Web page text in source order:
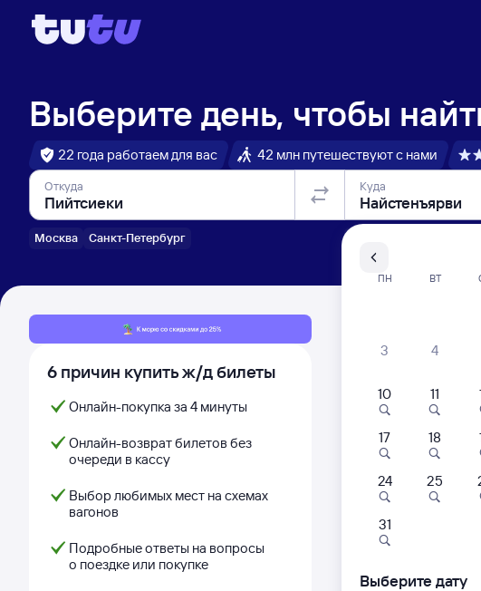
Выберите день, чтобы
22 года работаем для вас 42 млн путешествуют с нами
Откуда
Москва Санкт-Петербург
Куда
6 причин купить ж/д билеты
Онлайн-покупка за 4 минуты
Онлайн-возврат билетов без
очереди в кассу
Выбор любимых мест на схемах
вагонов
Подробные ответы на вопросы
о поездке или покупке
ПН ВТ
3 4
10 11
17 18
24 25
31
Выберите дату